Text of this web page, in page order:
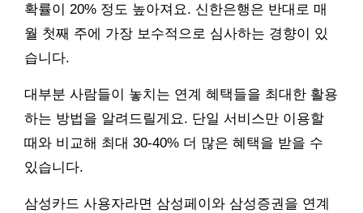
확률이 20% 정도 높아져요. 신한은행은 반대로 매
월 첫째 주에 가장 보수적으로 심사하는 경향이 있
습니다.
대부분 사람들이 놓치는 연계 혜택들을 최대한 활용
하는 방법을 알려드릴게요. 단일 서비스만 이용할
때와 비교해 최대 30-40% 더 많은 혜택을 받을 수
있습니다.
삼성카드 사용자라면 삼성페이와 삼성증권을 연계